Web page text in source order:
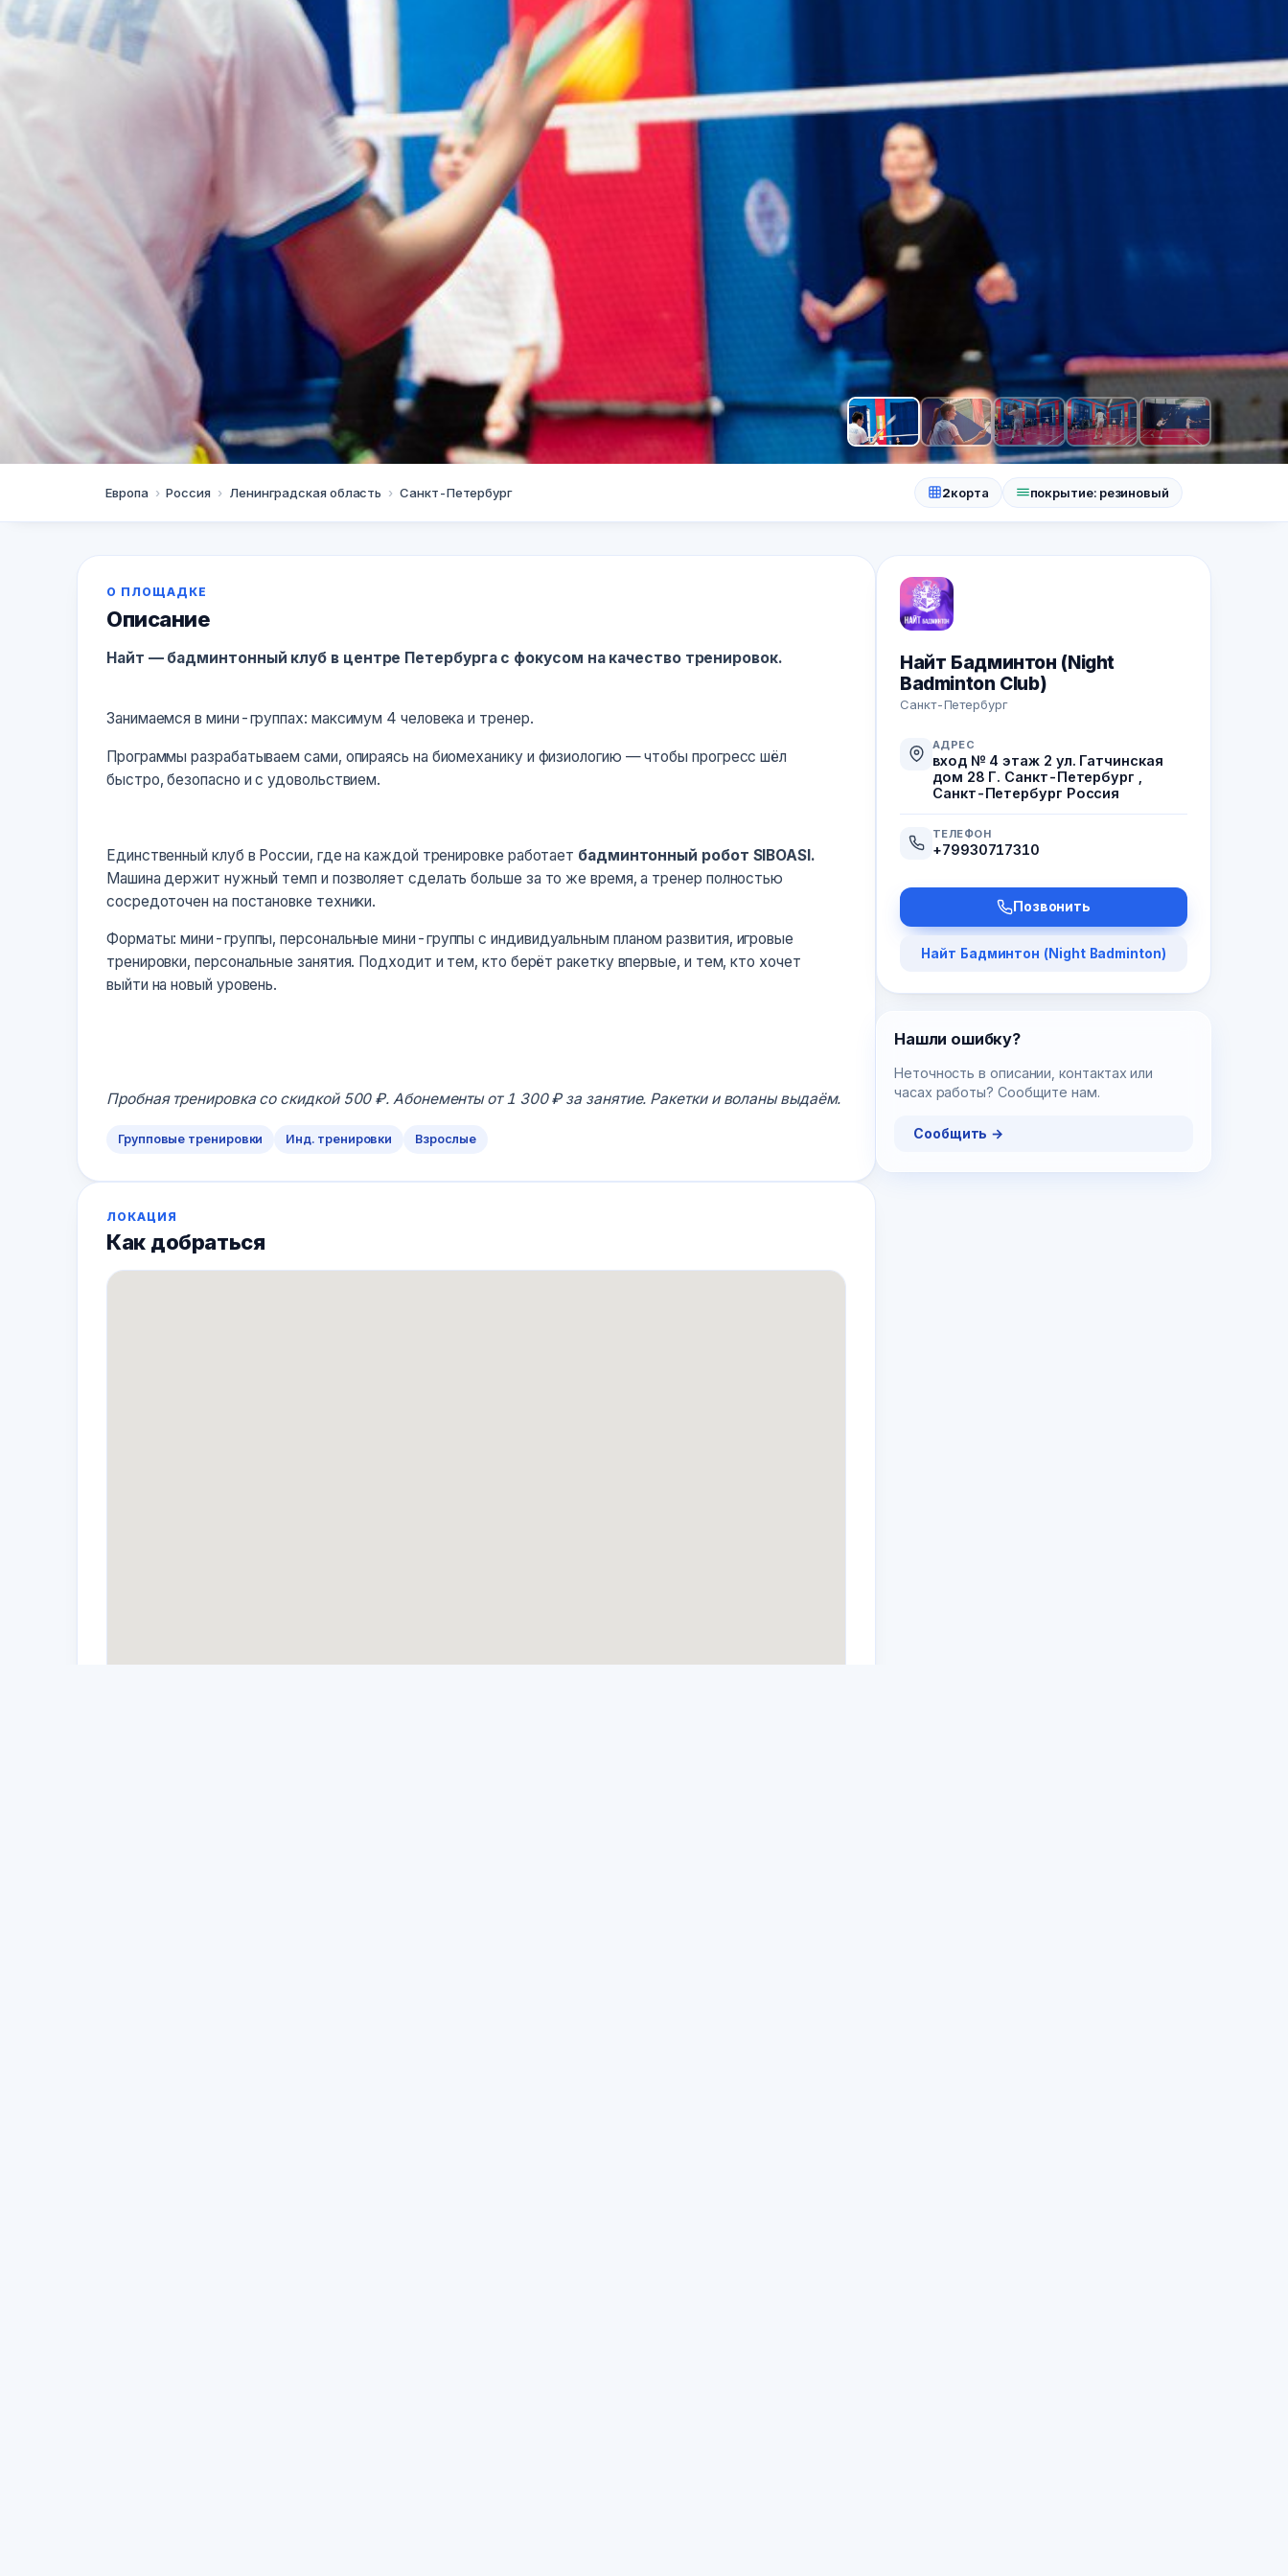
Найт Бадминтон (Night
Badminton Club)
+79930717310 Найт Бадминтон (Night Badminton)
+8
Европа › Россия › Ленинградская область › Санкт-Петербург 2корта покрытие: резиновый
О ПЛОЩАДКЕ
Описание
Найт — бадминтонный клуб в центре Петербурга с фокусом на качество тренировок.
Занимаемся в мини-группах: максимум 4 человека и тренер.
Программы разрабатываем сами, опираясь на биомеханику и физиологию — чтобы прогресс шёл
быстро, безопасно и с удовольствием.
Единственный клуб в России, где на каждой тренировке работает бадминтонный робот SIBOASI.
Машина держит нужный темп и позволяет сделать больше за то же время, а тренер полностью
сосредоточен на постановке техники.
Форматы: мини-группы, персональные мини-группы с индивидуальным планом развития, игровые
тренировки, персональные занятия. Подходит и тем, кто берёт ракетку впервые, и тем, кто хочет
выйти на новый уровень.
Пробная тренировка со скидкой 500 ₽. Абонементы от 1 300 ₽ за занятие. Ракетки и воланы выдаём.
Групповые тренировки Инд. тренировки Взрослые
ЛОКАЦИЯ
Как добраться
Найт Бадминтон (Night
Badminton Club)
Санкт-Петербург
АДРЕС
вход № 4 этаж 2 ул. Гатчинская
дом 28 Г. Санкт-Петербург ,
Санкт-Петербург Россия
ТЕЛЕФОН
+79930717310
Позвонить
Найт Бадминтон (Night Badminton)
Нашли ошибку?
Неточность в описании, контактах или
часах работы? Сообщите нам.
Сообщить →